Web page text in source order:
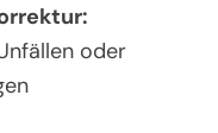
oder